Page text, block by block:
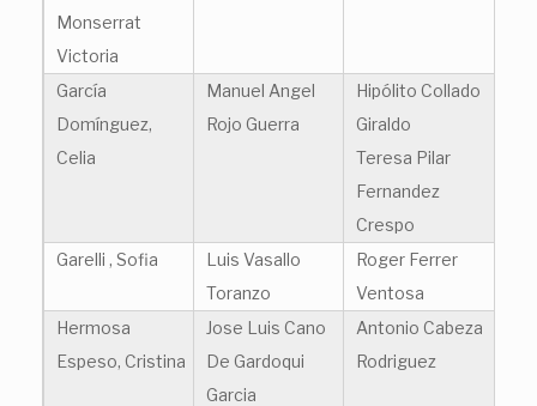
Monserrat
Victoria
García
Domínguez,
Celia
Manuel Angel
Rojo Guerra
Hipólito Collado
Giraldo
Teresa Pilar
Fernandez
Crespo
Garelli , Sofia
Luis Vasallo
Toranzo
Roger Ferrer
Ventosa
Hermosa
Espeso, Cristina
Jose Luis Cano
De Gardoqui
Garcia
Antonio Cabeza
Rodriguez